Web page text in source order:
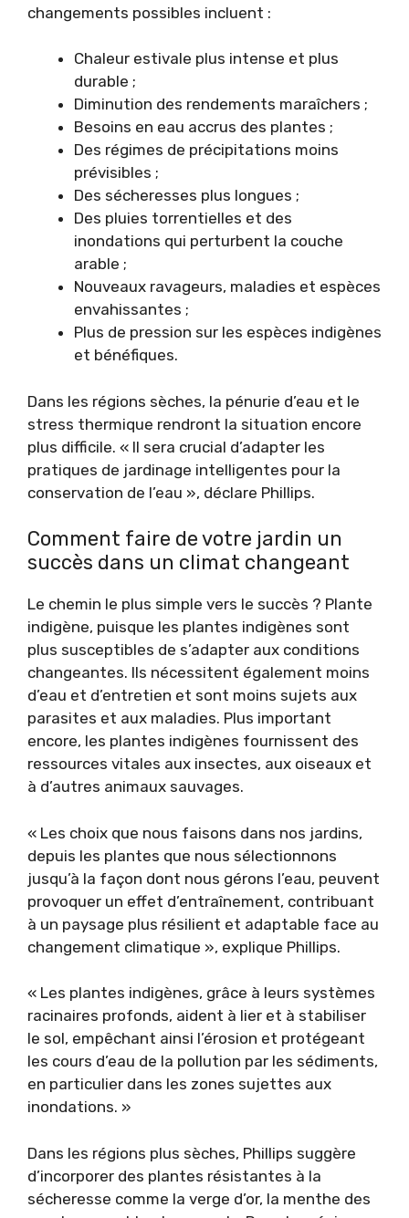
changements possibles incluent :
Chaleur estivale plus intense et plus
durable ;
Diminution des rendements maraîchers ;
Besoins en eau accrus des plantes ;
Des régimes de précipitations moins
prévisibles ;
Des sécheresses plus longues ;
Des pluies torrentielles et des
inondations qui perturbent la couche
arable ;
Nouveaux ravageurs, maladies et espèces
envahissantes ;
Plus de pression sur les espèces indigènes
et bénéfiques.
Dans les régions sèches, la pénurie d’eau et le
stress thermique rendront la situation encore
plus difficile. « Il sera crucial d’adapter les
pratiques de jardinage intelligentes pour la
conservation de l’eau », déclare Phillips.
Comment faire de votre jardin un
succès dans un climat changeant
Le chemin le plus simple vers le succès ? Plante
indigène, puisque les plantes indigènes sont
plus susceptibles de s’adapter aux conditions
changeantes. Ils nécessitent également moins
d’eau et d’entretien et sont moins sujets aux
parasites et aux maladies. Plus important
encore, les plantes indigènes fournissent des
ressources vitales aux insectes, aux oiseaux et
à d’autres animaux sauvages.
« Les choix que nous faisons dans nos jardins,
depuis les plantes que nous sélectionnons
jusqu’à la façon dont nous gérons l’eau, peuvent
provoquer un effet d’entraînement, contribuant
à un paysage plus résilient et adaptable face au
changement climatique », explique Phillips.
« Les plantes indigènes, grâce à leurs systèmes
racinaires profonds, aident à lier et à stabiliser
le sol, empêchant ainsi l’érosion et protégeant
les cours d’eau de la pollution par les sédiments,
en particulier dans les zones sujettes aux
inondations. »
Dans les régions plus sèches, Phillips suggère
d’incorporer des plantes résistantes à la
sécheresse comme la verge d’or, la menthe des